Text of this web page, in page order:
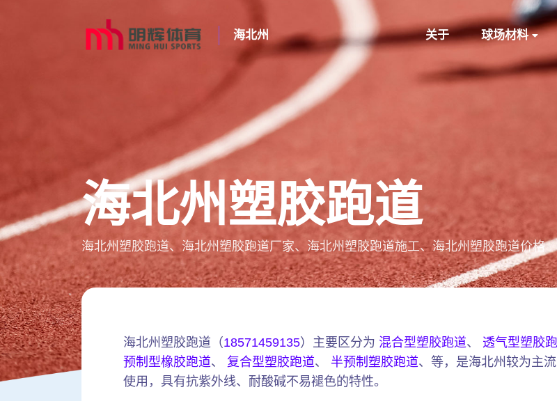
海北州 关于 球场材料
海北州塑胶跑道
海北州塑胶跑道、海北州塑胶跑道厂家、海北州塑胶跑道施工、海北州塑胶跑道价格
海北州塑胶跑道（18571459135）主要区分为 混合型塑胶跑道、 透气型塑胶
预制型橡胶跑道、 复合型塑胶跑道、 半预制塑胶跑道、等，是海北州较为主
使用，具有抗紫外线、耐酸碱不易褪色的特性。